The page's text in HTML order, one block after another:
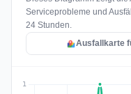
Serviceprobleme und
24 Stunden.
Ausfallkarte